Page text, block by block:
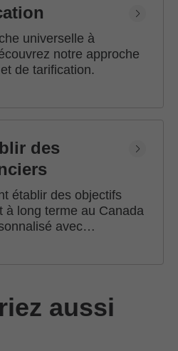
universelle à
notre approche
de tarification.
des
établir des objectifs
à long terme au Canada
avec
aussi